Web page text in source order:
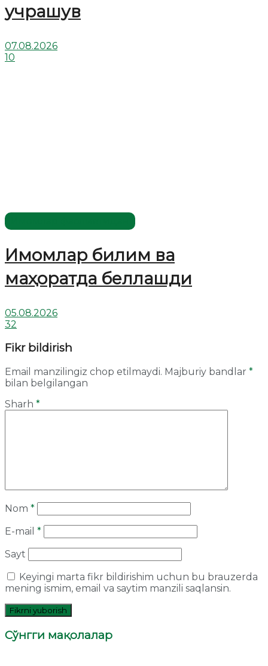
учрашув
07.08.2026
10
Имомлар билим ва
маҳоратда беллашди
05.08.2026
32
Fikr bildirish
Email manzilingiz chop etilmaydi. Majburiy bandlar *
bilan belgilangan
Sharh *
Nom *
E-mail *
Sayt
Keyingi marta fikr bildirishim uchun bu brauzerda
mening ismim, email va saytim manzili saqlansin.
Сўнгги мақолалар